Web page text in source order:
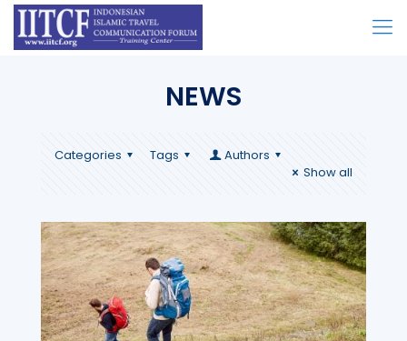
NEWS
Categories Tags
Authors
Show all